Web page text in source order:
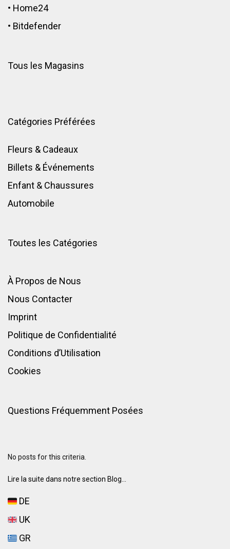
• Home24
• Bitdefender
Tous les Magasins
Catégories Préférées
Fleurs & Cadeaux
Billets & Événements
Enfant & Chaussures
Automobile
Toutes les Catégories
À Propos de Nous
Nous Contacter
Imprint
Politique de Confidentialité
Conditions d’Utilisation
Cookies
Questions Fréquemment Posées
No posts for this criteria.
Lire la suite dans notre section Blog...
DE
UK
GR